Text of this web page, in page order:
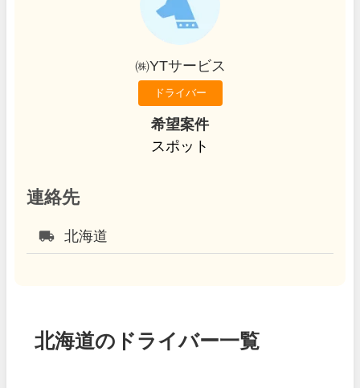
㈱YTサービス
ドライバー
希望案件
スポット
連絡先
local_shipping 北海道
北海道のドライバー一覧